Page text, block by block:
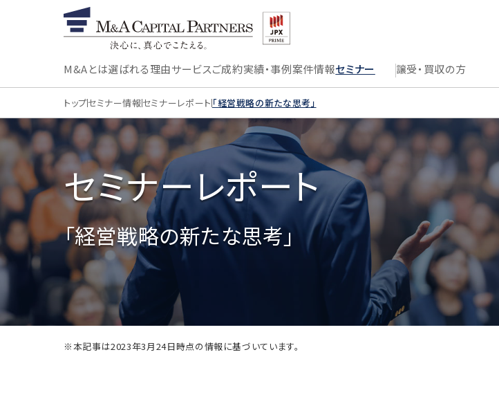
M&Aとは選ばれる理由サービスご成約実績・事例案件情報セミナー 譲受・買収の方
トップセミナー情報セミナーレポート「経営戦略の新たな思考」
セミナーレポート
「経営戦略の新たな思考」
※本記事は2023年3月24日時点の情報に基づいています。